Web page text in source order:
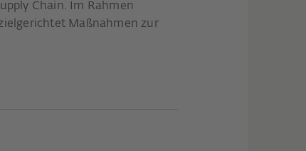
Chain. Im Rahmen
Maßnahmen zur